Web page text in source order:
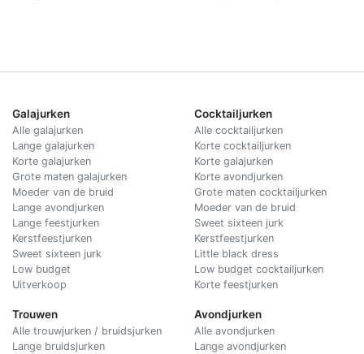
Galajurken
Alle galajurken
Lange galajurken
Korte galajurken
Grote maten galajurken
Moeder van de bruid
Lange avondjurken
Lange feestjurken
Kerstfeestjurken
Sweet sixteen jurk
Low budget
Uitverkoop
Trouwen
Alle trouwjurken / bruidsjurken
Lange bruidsjurken
Cocktailjurken
Alle cocktailjurken
Korte cocktailjurken
Korte galajurken
Korte avondjurken
Grote maten cocktailjurken
Moeder van de bruid
Sweet sixteen jurk
Kerstfeestjurken
Little black dress
Low budget cocktailjurken
Korte feestjurken
Avondjurken
Alle avondjurken
Lange avondjurken